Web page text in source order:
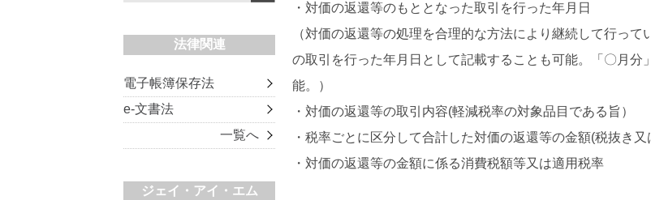
法律関連
電子帳簿保存法
e-文書法
一覧へ
ジェイ・アイ・エム
・対価の返還等のもととなった取引を行った年月日
（対価の返還等の処理を合理的な方法により継続して行っ
の取引を行った年月日として記載することも可能。「〇月
能。）
・対価の返還等の取引内容(軽減税率の対象品目である旨）
・税率ごとに区分して合計した対価の返還等の金額(税抜き又
・対価の返還等の金額に係る消費税額等又は適用税率